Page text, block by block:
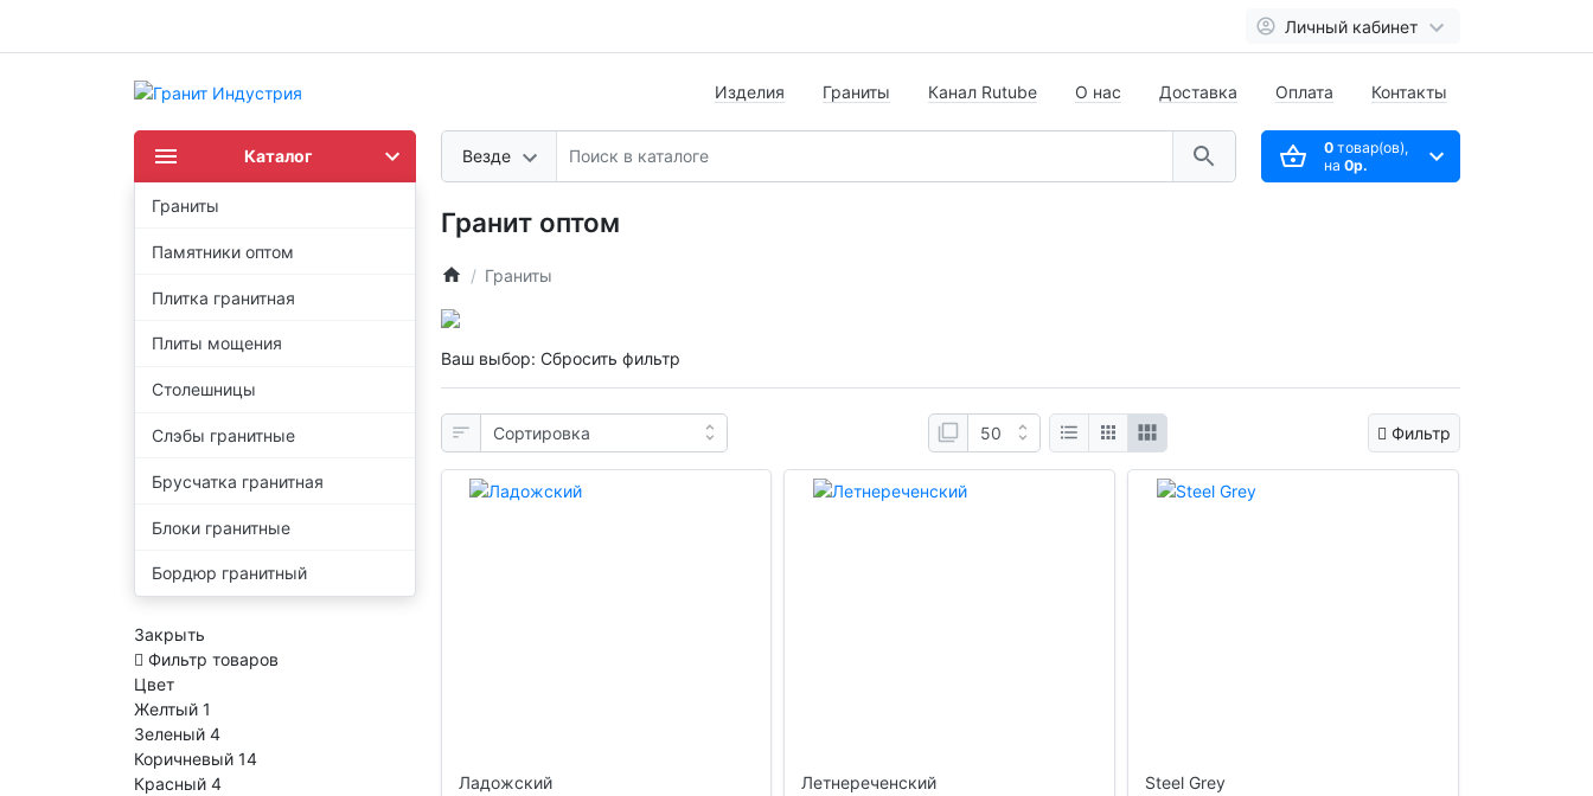
Личный кабинет
Везде
Изделия Граниты Канал Rutube О нас Доставка Оплата Контакты
0товар(ов),
на 0р.
Каталог
Граниты
Памятники оптом
Плитка гранитная
Плиты мощения
Столешницы
Слэбы гранитные
Брусчатка гранитная
Блоки гранитные
Бордюр гранитный
Закрыть
Фильтр товаров
Цвет
Желтый 1
Зеленый 4
Коричневый 14
Красный 4
Гранит оптом
Граниты
Ваш выбор: Сбросить фильтр
Фильтр
Ладожский Летнереченский Steel Grey